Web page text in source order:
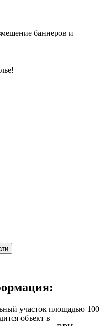
баннеров и
участок площадью 100
объект в